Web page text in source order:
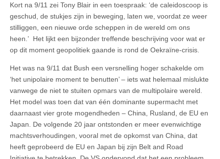
Kort na 9/11 zei Tony Blair in een toespraak: ‘de caleidoscoop is
geschud, de stukjes zijn in beweging, laten we, voordat ze weer
stilliggen, een nieuwe orde scheppen in de wereld om ons
heen.’ Het lijkt een bijzonder treffende beschrijving voor wat er
op dit moment geopolitiek gaande is rond de Oekraïne-crisis.
Het was na 9/11 dat Bush een versnelling hoger schakelde om
‘het unipolaire moment te benutten’ – iets wat helemaal mislukte
vanwege de niet te stuiten opmars van de multipolaire wereld.
Het model was toen dat van één dominante supermacht met
daarnaast vier grote mogendheden – China, Rusland, de EU en
Japan. De volgende 20 jaar ontstonden er meer evenwichtige
machtsverhoudingen, vooral met de opkomst van China, dat
heeft geprobeerd de EU en Japan bij zijn Belt and Road